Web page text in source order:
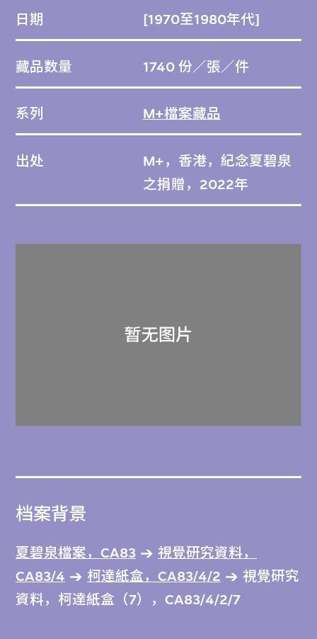
日期 [1970至1980年代]
藏品数量 1740 份／張／件
系列 M+檔案藏品
出处
M+，香港，紀念夏碧泉
之捐贈，2022年
档案背景
夏碧泉檔案，CA83
視覺研究資料，
CA83/4
柯達紙盒，CA83/4/2
視覺研究
資料，柯達紙盒（7），CA83/4/2/7